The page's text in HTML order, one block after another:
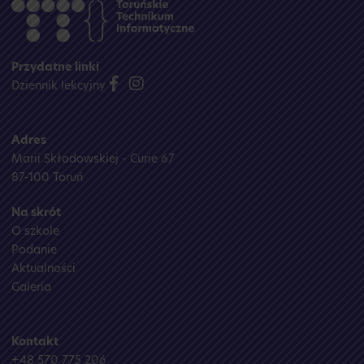
Przydatne linki
Dziennik lekcyjny
Adres
Marii Skłodowskiej - Curie 67
87-100 Toruń
Na skrót
O szkole
Podanie
Aktualności
Galeria
Kontakt
+48 570 775 206